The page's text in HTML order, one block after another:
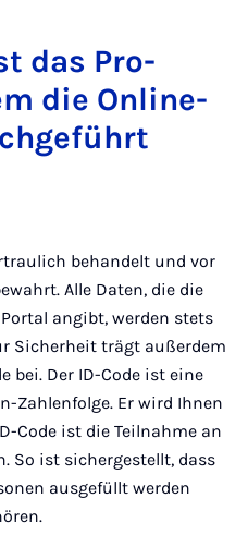
das Pro­
die On­line-
behandelt und vor
Alle Daten, die die
angibt, werden stets
Sicherheit trägt außerdem
bei. Der ID-Code ist eine
Zahlenfolge. Er wird Ihnen
Code ist die Teilnahme an
So ist sichergestellt, dass
ausgefüllt werden